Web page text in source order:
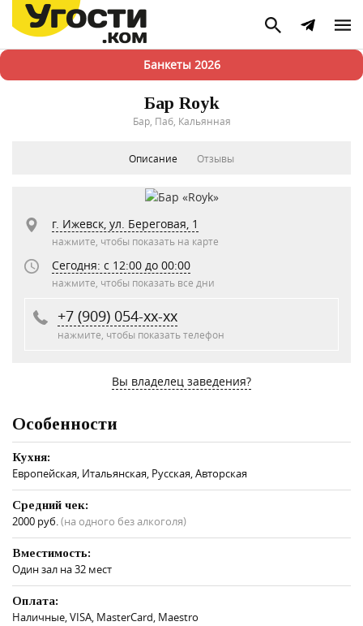
Банкеты 2026
Бар Royk
Бар, Паб, Кальянная
Описание Отзывы
г. Ижевск, ул. Береговая, 1
нажмите, чтобы показать на карте
Сегодня: c 12:00 до 00:00
нажмите, чтобы показать все дни
+7 (909) 054-xx-xx
нажмите, чтобы показать телефон
Вы владелец заведения?
Особенности
Кухня:
Европейская, Итальянская, Русская, Авторская
Средний чек:
2000 руб.(на одного без алкоголя)
Вместимость:
Один зал на 32 мест
Оплата:
Наличные, VISA, MasterCard, Maestro